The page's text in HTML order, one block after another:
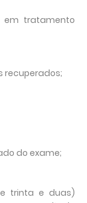
em tratamento
recuperados;
do exame;
trinta e duas)